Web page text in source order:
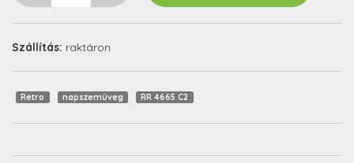
Szállítás: raktáron
Retro napszemüveg RR 4665 C2